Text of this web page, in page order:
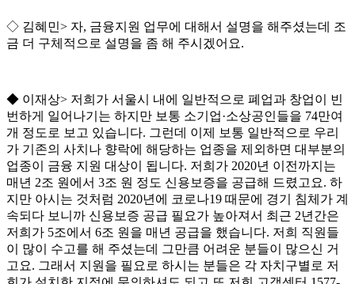
◇ 김혜민> 자, 금융지원 업무에 대해서 설명을 해주셨는데 조
금 더 구체적으로 설명을 좀 해 주시겠어요.
◆ 이재상> 저희가 서울시 내에 일반적으로 폐업과 창업이 빈
번하게 일어나기는 하지만 보통 소기업·소상공인들을 74만여
개 정도로 보고 있습니다. 그런데 이제 보통 일반적으로 우리
가 기존의 사치나 향락에 해당하는 업종을 제외하면 대부분의
업종이 금융 지원 대상이 됩니다. 저희가 2020년 이전까지는
매년 2조 원에서 3조 원 정도 신용보증을 공급해 드렸고요. 하
지만 아시는 것처럼 2020년에 코로나19 때문에 경기 침체가 계
속되다 보니까 신용보증 공급 필요가 높아져서 최근 2년간은
저희가 5조에서 6조 원을 매년 공급을 했습니다. 저희 직원들
이 많이 수고를 해 주셨는데 그만큼 어려운 분들이 많으신 거
고요. 그래서 지원을 필요로 하시는 분들은 각 자치구별로 저